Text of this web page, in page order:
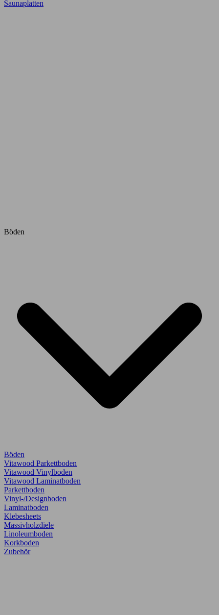
Saunaplatten
Böden
Böden
Vitawood Parkettboden
Vitawood Vinylboden
Vitawood Laminatboden
Parkettboden
Vinyl-/Designboden
Laminatboden
Klebesheets
Massivholzdiele
Linoleumboden
Korkboden
Zubehör